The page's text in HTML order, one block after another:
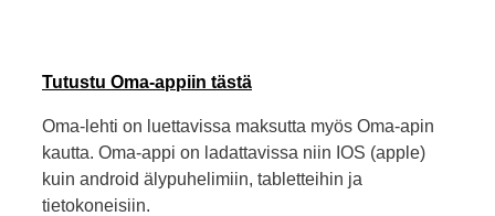
Tutustu Oma-appiin tästä
Oma-lehti on luettavissa maksutta myös Oma-apin
kautta. Oma-appi on ladattavissa niin IOS (apple)
kuin android älypuhelimiin, tabletteihin ja
tietokoneisiin.